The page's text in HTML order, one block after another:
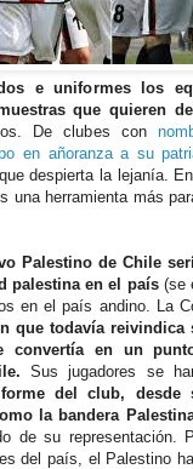
e uniformes los
que quieren
De clubes con
en añoranza a su
despierta la lejanía.
una herramienta más
Palestino de Chile
palestina en el país (se
en el país andino. La
que todavía
convertía en un
Sus jugadores se
del club, desde
la bandera
de su
del país, el Palestino